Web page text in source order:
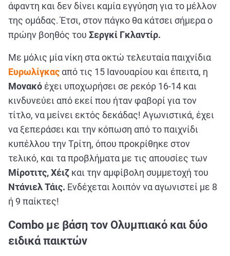
άφαντη και δεν δίνει καμία εγγύηση για το μέλλον
της ομάδας. Έτσι, στον πάγκο θα κάτσει σήμερα ο
πρώην βοηθός του Σεργκί Γκλαντίρ.
Με μόλις μία νίκη στα οκτώ τελευταία παιχνίδια
Ευρωλίγκας από τις 15 Ιανουαρίου και έπειτα, η
Μονακό έχει υποχωρήσει σε ρεκόρ 16-14 και
κινδυνεύει από εκεί που ήταν φαβορί για τον
τίτλο, να μείνει εκτός δεκάδας! Αγωνιστικά, έχει
να ξεπεράσει και την κόπωση από το παιχνίδι
κυπέλλου την Τρίτη, όπου προκρίθηκε στον
τελικό, και τα προβλήματα με τις απουσίες των
Μίροτιτς, Χέιζ και την αμφίβολη συμμετοχή του
Ντάνιελ Τάις. Ενδέχεται λοιπόν να αγωνιστεί με 8
ή 9 παίκτες!
Combo με βάση τον Ολυμπιακό και δύο
ειδικά παικτών